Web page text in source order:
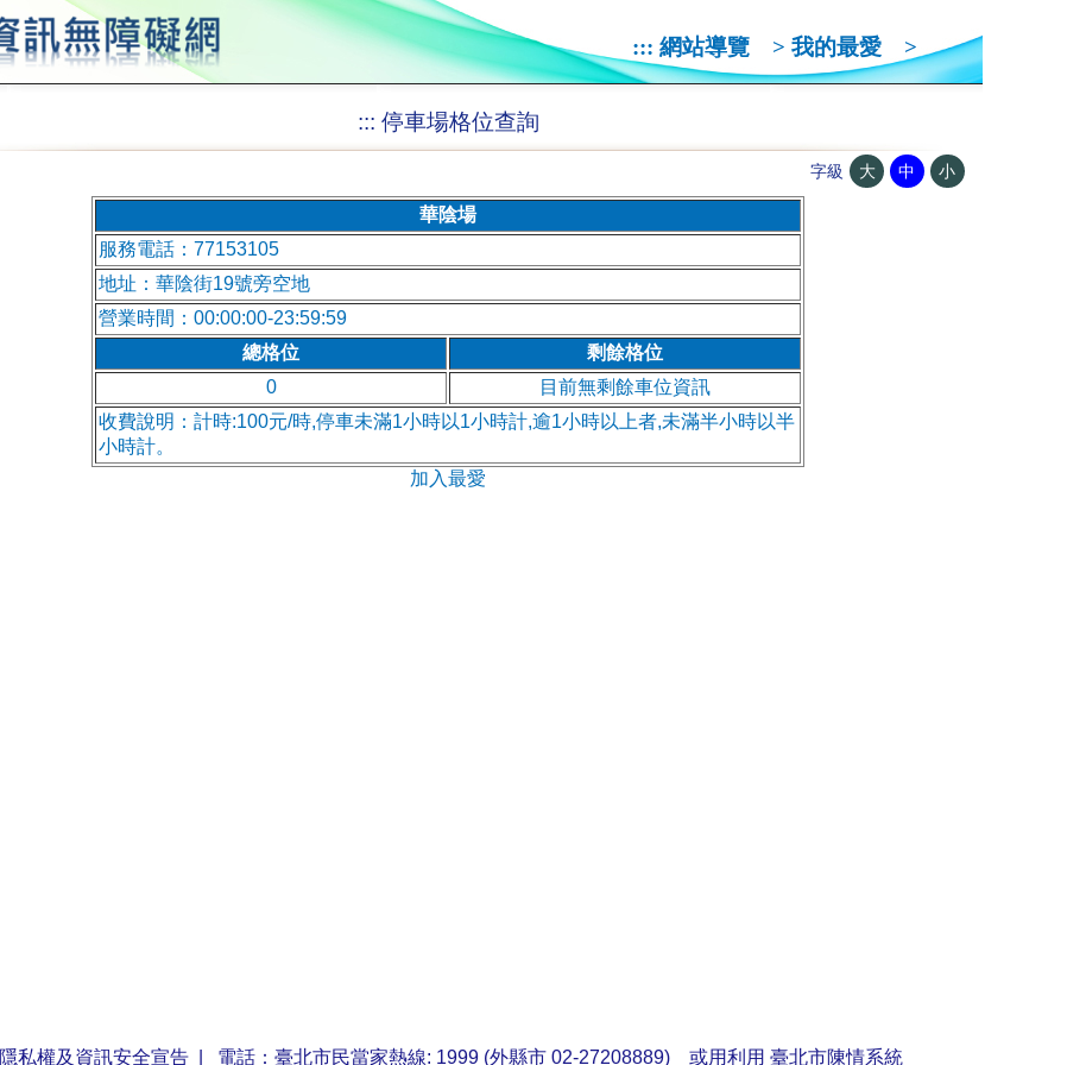
::: 網站導覽 > 我的最愛 >
::: 停車場格位查詢
字級 大 中 小
華陰場
服務電話：77153105
地址：華陰街19號旁空地
營業時間：00:00:00-23:59:59
總格位
剩餘格位
0
目前無剩餘車位資訊
收費說明：計時:100元/時,停車未滿1小時以1小時計,逾1小時以上者,未滿半小時以半
小時計。
加入最愛
隱私權及資訊安全宣告| 電話：臺北市民當家熱線: 1999 (外縣市 02-27208889) 或用利用 臺北市陳情系統